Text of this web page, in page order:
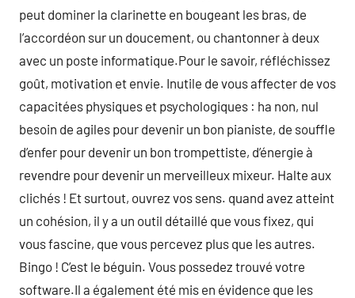
peut dominer la clarinette en bougeant les bras, de
l’accordéon sur un doucement, ou chantonner à deux
avec un poste informatique.Pour le savoir, réfléchissez
goût, motivation et envie. Inutile de vous affecter de vos
capacitées physiques et psychologiques : ha non, nul
besoin de agiles pour devenir un bon pianiste, de souffle
d’enfer pour devenir un bon trompettiste, d’énergie à
revendre pour devenir un merveilleux mixeur. Halte aux
clichés ! Et surtout, ouvrez vos sens. quand avez atteint
un cohésion, il y a un outil détaillé que vous fixez, qui
vous fascine, que vous percevez plus que les autres.
Bingo ! C’est le béguin. Vous possedez trouvé votre
software.Il a également été mis en évidence que les